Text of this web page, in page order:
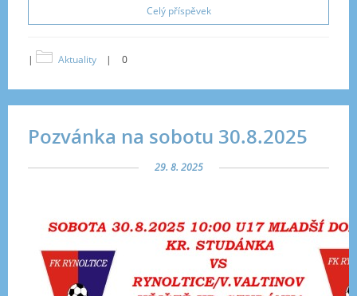
Celý příspěvek
| Aktuality | 0
Pozvánka na sobotu 30.8.2025
29. 8. 2025